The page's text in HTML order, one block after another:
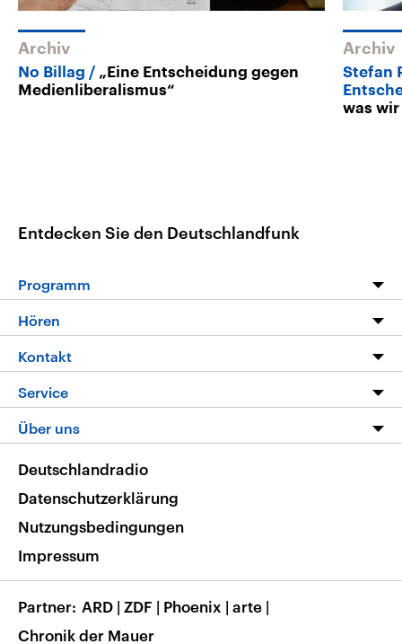
Archiv
No Billag
„Eine Entscheidung gegen
Medienliberalismus“
Archiv
Stefan
was
Entdecken Sie den Deutschlandfunk
Programm
Programm
Die Nachrichten
Nachrichtenleicht
Neue Beiträge auf dlf.de
Hören
Livestream
Podcasts
Deutschlandfunk App
Nachrichten App
Frequenzen
Kontakt
Hörerservice
Service
FAQ
Veranstaltungen
Musikliste
RSS
Über uns
Barrierefreiheit
Deutschlandradio
Datenschutzerklärung
Nutzungsbedingungen
Impressum
Partner ARD | ZDF | Phoenix | arte |
Chronik der Mauer